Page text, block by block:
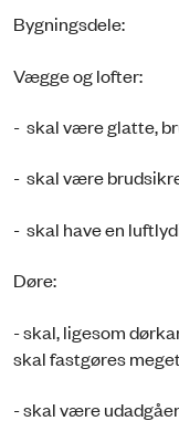
Bygningsdele:
Vægge og lofter:
- skal være glatte,
- skal være
- skal have en
Døre:
- skal, ligesom
skal fastgøres
- skal være